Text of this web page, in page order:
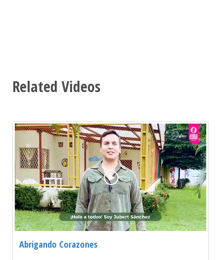
Related Videos
Abrigando Corazones